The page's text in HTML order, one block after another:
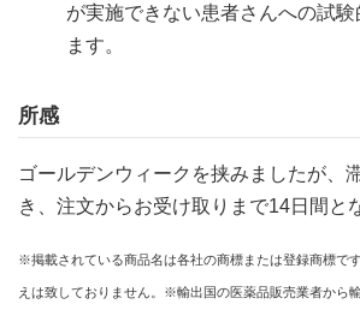
が実施できない患者さんへの試
ます。
所感
ゴールデンウィークを挟みましたが、
き、注文からお受け取りまで14日間と
※掲載されている商品名は各社の商標または登録商標で
えは致しておりません。※輸出国の医薬品販売業者から